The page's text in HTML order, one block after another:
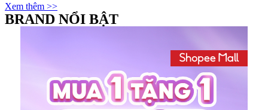
Xem thêm >>
BRAND NỔI BẬT